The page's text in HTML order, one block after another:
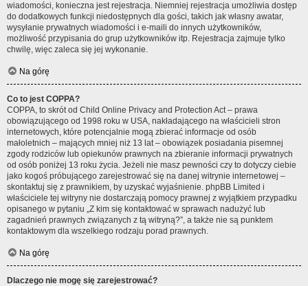
wiadomości, konieczna jest rejestracja. Niemniej rejestracja umożliwia dostęp
do dodatkowych funkcji niedostępnych dla gości, takich jak własny awatar,
wysyłanie prywatnych wiadomości i e-maili do innych użytkowników,
możliwość przypisania do grup użytkowników itp. Rejestracja zajmuje tylko
chwilę, więc zaleca się jej wykonanie.
Na górę
Co to jest COPPA?
COPPA, to skrót od Child Online Privacy and Protection Act – prawa
obowiązującego od 1998 roku w USA, nakładającego na właścicieli stron
internetowych, które potencjalnie mogą zbierać informacje od osób
małoletnich – mających mniej niż 13 lat – obowiązek posiadania pisemnej
zgody rodziców lub opiekunów prawnych na zbieranie informacji prywatnych
od osób poniżej 13 roku życia. Jeżeli nie masz pewności czy to dotyczy ciebie
jako kogoś próbującego zarejestrować się na danej witrynie internetowej –
skontaktuj się z prawnikiem, by uzyskać wyjaśnienie. phpBB Limited i
właściciele tej witryny nie dostarczają pomocy prawnej z wyjątkiem przypadku
opisanego w pytaniu „Z kim się kontaktować w sprawach nadużyć lub
zagadnień prawnych związanych z tą witryną?”, a także nie są punktem
kontaktowym dla wszelkiego rodzaju porad prawnych.
Na górę
Dlaczego nie mogę się zarejestrować?